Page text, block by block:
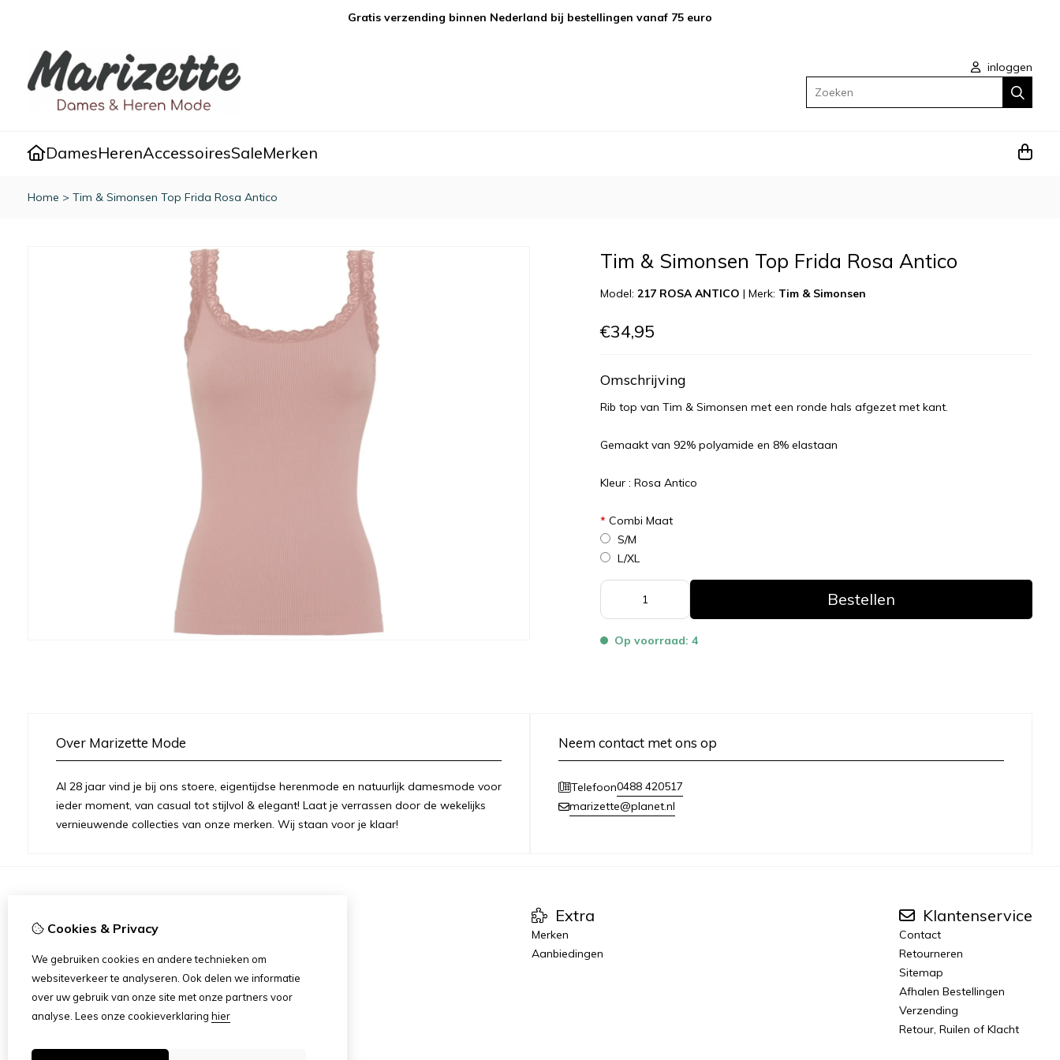
Gratis verzending binnen Nederland bij bestellingen vanaf 75 euro
inloggen
Zoeken
DamesHerenAccessoiresSaleMerken
Home > Tim & Simonsen Top Frida Rosa Antico
Tim & Simonsen Top Frida Rosa Antico
Model:217 ROSA ANTICO |Merk: Tim & Simonsen
€34,95
Omschrijving
Rib top van Tim & Simonsen met een ronde hals afgezet met kant.
Gemaakt van 92% polyamide en 8% elastaan
Kleur : Rosa Antico
* Combi Maat
S/M
L/XL
Bestellen
Op voorraad: 4
Over Marizette Mode
Al 28 jaar vind je bij ons stoere, eigentijdse herenmode en natuurlijk damesmode voor
ieder moment, van casual tot stijlvol & elegant! Laat je verrassen door de wekelijks
vernieuwende collecties van onze merken. Wij staan voor je klaar!
Neem contact met ons op
Telefoon0488 420517
marizette@planet.nl
Over Ons
Openingstijden Winkel
Privacybeleid & Cookies
Algemene Voorwaarden Fysieke Winkel
Extra
Merken
Aanbiedingen
Klantenservice
Contact
Retourneren
Sitemap
Afhalen Bestellingen
Verzending
Retour, Ruilen of Klacht
Cookies & Privacy
We gebruiken cookies en andere technieken om
websiteverkeer te analyseren. Ook delen we informatie
over uw gebruik van onze site met onze partners voor
analyse. Lees onze cookieverklaring hier